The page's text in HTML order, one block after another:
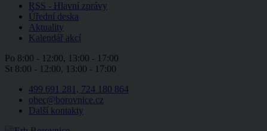
RSS - Hlavní zprávy
Úřední deska
Aktuality
Kalendář akcí
Po 8:00 - 12:00, 13:00 - 17:00
St 8:00 - 12:00, 13:00 - 17:00
499 691 281, 724 180 864
obec@borovnice.cz
Další kontakty